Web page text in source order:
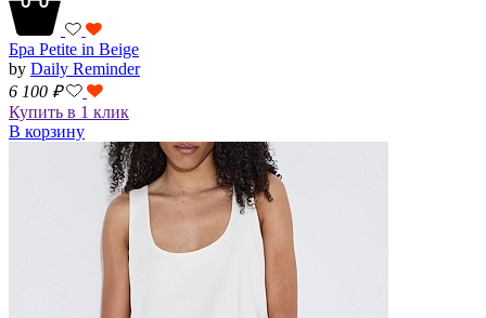
Бра Petite in Beige
by Daily Reminder
6 100 ₽
Купить в 1 клик
В корзину